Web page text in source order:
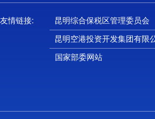
友情链接: 昆明综合保税区管理委员会
昆明空港投资开发集团有限
国家部委网站